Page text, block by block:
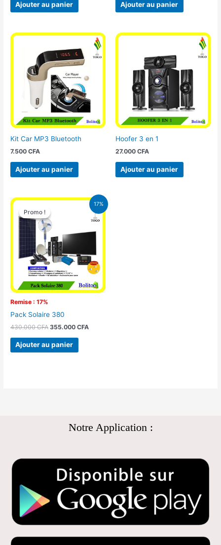
Ajouter au panier Ajouter au panier
Kit Car MP3 Bluetooth
7.500CFA
Ajouter au panier
Hoofer 3 en 1
27.000 CFA
Ajouter au panier
17%
Promo !
Remise : 17%
Promo !
Pack Solaire 380
430.000CFA
Le
initial
était :
430.000 CFA.
355.000CFA
Le
prix
actuel
est :
355.000 CFA.
Ajouter au panier
Notre Application :